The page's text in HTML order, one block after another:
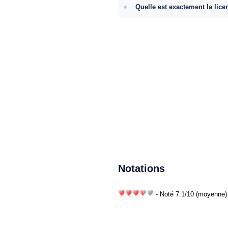
Quelle est exactement la
Notations
- Noté 7.1/10